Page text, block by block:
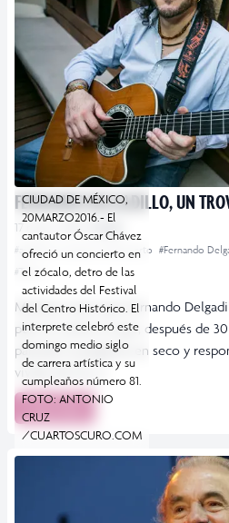
FERNANDO DELGADILLO, UN
17 mayo, 2016
Ciudad
#auditorio nacional #concierto #Fernando
#Trova
Muchos creen que Fernando
pero lo cierto es que, después de
parando la pregunta en seco y
vivido ahí la […]
Leer más
CIUDAD DE MÉXICO,
20MARZO2016.- El
cantautor Óscar Chávez
ofreció un concierto en
el zócalo, detro de las
actividades del Festival
del Centro Histórico. El
interprete celebró este
domingo medio siglo
de carrera artística y su
cumpleaños número 81.
FOTO: ANTONIO
CRUZ
/CUARTOSCURO.COM